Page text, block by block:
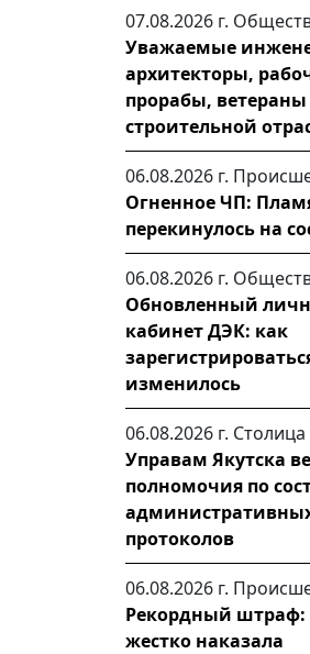
07.08.2026 г.
Уважаемые
архитекторы,
прорабы, ветераны
строительной
06.08.2026 г.
Огненное ЧП:
перекинулось на
06.08.2026 г.
Обновленный
кабинет ДЭК: как
изменилось
06.08.2026 г. Столица
Управам Якутска
полномочия по
протоколов
06.08.2026 г.
Рекордный
жестко наказала